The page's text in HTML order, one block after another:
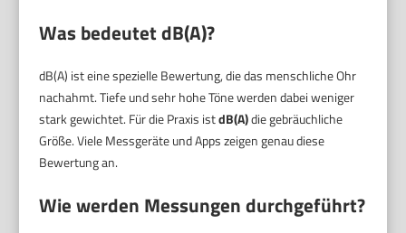
Was bedeutet dB(A)?
dB(A) ist eine spezielle Bewertung, die das menschliche Ohr
nachahmt. Tiefe und sehr hohe Töne werden dabei weniger
stark gewichtet. Für die Praxis istdB(A)die gebräuchliche
Größe. Viele Messgeräte und Apps zeigen genau diese
Bewertung an.
Wie werden Messungen durchgeführt?